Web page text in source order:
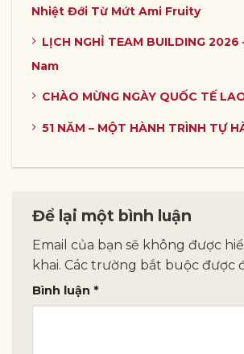
Nhiệt Đới Từ Mứt Ami Fruity
LỊCH NGHỈ TEAM BUILDING
Nam
CHÀO MỪNG NGÀY QUỐC TẾ
51 NĂM – MỘT HÀNH TRÌNH TỰ
Để lại một bình luận
Email của bạn sẽ không được
khai. Các trường bắt buộc được
Bình luận *